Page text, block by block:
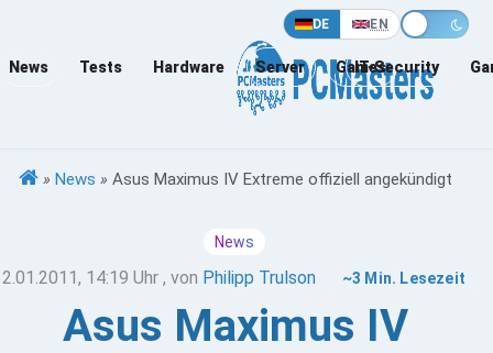
DE EN
News Tests Hardware Server Games
IT-Security
» News » Asus Maximus IV Extreme offiziell angekündigt
News
14:19 Uhr , von Philipp Trulson ~3 Min. Lesezeit
Asus Maximus IV